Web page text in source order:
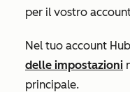
per il vostro
Nel tuo account
delle impostazioni
principale.